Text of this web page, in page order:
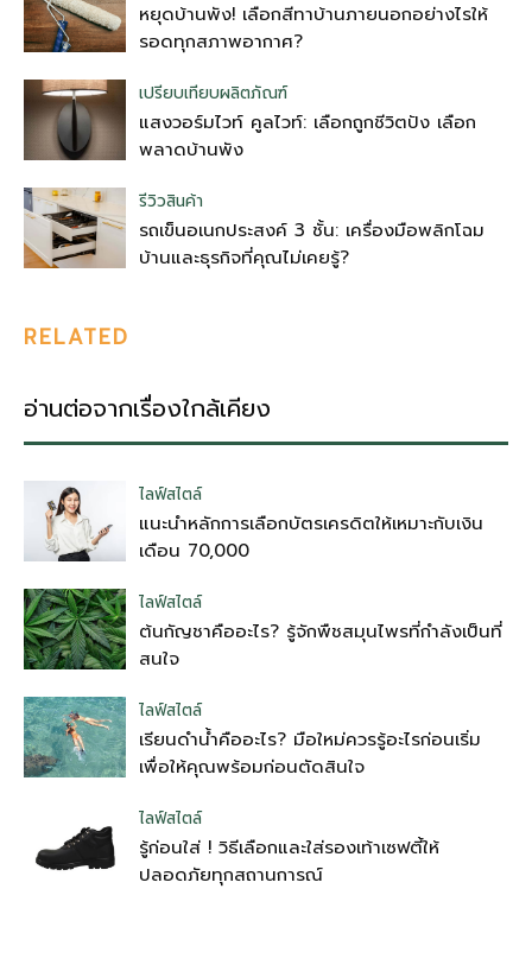
หยุดบ้านพัง! เลือกสีทาบ้านภายนอกอย่างไรให้
รอดทุกสภาพอากาศ?
เปรียบเทียบผลิตภัณฑ์
แสงวอร์มไวท์ คูลไวท์: เลือกถูกชีวิตปัง เลือก
พลาดบ้านพัง
รีวิวสินค้า
รถเข็นอเนกประสงค์ 3 ชั้น: เครื่องมือพลิกโฉม
บ้านและธุรกิจที่คุณไม่เคยรู้?
RELATED
อ่านต่อจากเรื่องใกล้เคียง
ไลฟ์สไตล์
แนะนำหลักการเลือกบัตรเครดิตให้เหมาะกับเงิน
เดือน 70,000
ไลฟ์สไตล์
ต้นกัญชาคืออะไร? รู้จักพืชสมุนไพรที่กำลังเป็นที่
สนใจ
ไลฟ์สไตล์
เรียนดำน้ำคืออะไร? มือใหม่ควรรู้อะไรก่อนเริ่ม
เพื่อให้คุณพร้อมก่อนตัดสินใจ
ไลฟ์สไตล์
รู้ก่อนใส่ ! วิธีเลือกและใส่รองเท้าเซฟตี้ให้
ปลอดภัยทุกสถานการณ์